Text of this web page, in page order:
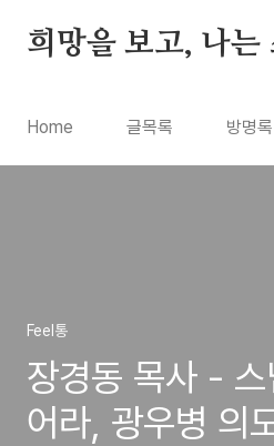
희망을 보고, 나는
Home 글목록 방명록
Feel통
장경동 목사 -
어라, 광우병 의